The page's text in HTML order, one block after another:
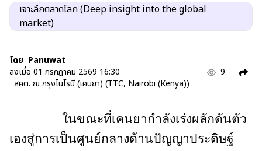
เจาะลึกตลาดโลก (Deep insight into the global
market)
โดย Panuwat
ลงเมื่อ 01 กรกฎาคม 2569 16:30
สคต. ณ กรุงไนโรบี (เคนยา) (TTC, Nairobi (Kenya))
9
ในขณะที่เคนยากำลังเร่งผลักดันตัว
เองสู่การเป็นศูนย์กลางด้านปัญญาประดิษฐ์